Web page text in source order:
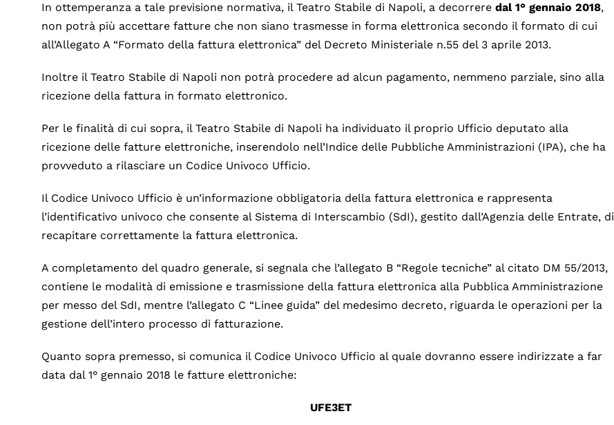
In ottemperanza a tale previsione normativa, il Teatro Stabile di Napoli, a decorrere dal 1° gennaio 2018,
non potrà più accettare fatture che non siano trasmesse in forma elettronica secondo il formato di cui
all’Allegato A “Formato della fattura elettronica” del Decreto Ministeriale n.55 del 3 aprile 2013.
Inoltre il Teatro Stabile di Napoli non potrà procedere ad alcun pagamento, nemmeno parziale, sino alla
ricezione della fattura in formato elettronico.
Per le finalità di cui sopra, il Teatro Stabile di Napoli ha individuato il proprio Ufficio deputato alla
ricezione delle fatture elettroniche, inserendolo nell’Indice delle Pubbliche Amministrazioni (IPA), che ha
provveduto a rilasciare un Codice Univoco Ufficio.
Il Codice Univoco Ufficio è un’informazione obbligatoria della fattura elettronica e rappresenta
l’identificativo univoco che consente al Sistema di Interscambio (SdI), gestito dall’Agenzia delle Entrate, di
recapitare correttamente la fattura elettronica.
A completamento del quadro generale, si segnala che l’allegato B “Regole tecniche” al citato DM 55/2013,
contiene le modalità di emissione e trasmissione della fattura elettronica alla Pubblica Amministrazione
per messo del SdI, mentre l’allegato C “Linee guida” del medesimo decreto, riguarda le operazioni per la
gestione dell’intero processo di fatturazione.
Quanto sopra premesso, si comunica il Codice Univoco Ufficio al quale dovranno essere indirizzate a far
data dal 1° gennaio 2018 le fatture elettroniche:
UFE3ET